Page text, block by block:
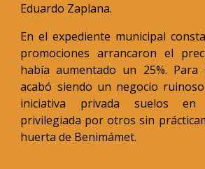
Eduardo Zaplana.
En el expediente municipal
promociones arrancaron el
había aumentado un 25%. Para
acabó siendo un negocio
iniciativa privada suelos en
privilegiada por otros sin
huerta de Benimámet.